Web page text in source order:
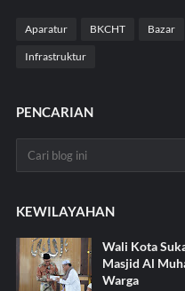
Aparatur BKCHT Bazar
Infrastruktur
PENCARIAN
KEWILAYAHAN
Wali Kota
Masjid Al
Warga